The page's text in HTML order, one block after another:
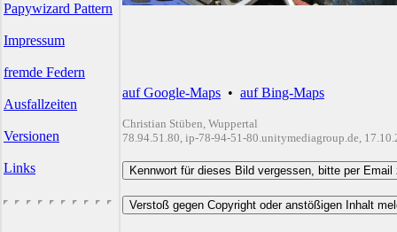
Papywizard Pattern
Impressum
fremde Federn
Ausfallzeiten
Versionen
Links
auf Google-Maps • auf Bing-Maps
Christian Stüben, Wuppertal
78.94.51.80, ip-78-94-51-80.unitymediagroup.de,